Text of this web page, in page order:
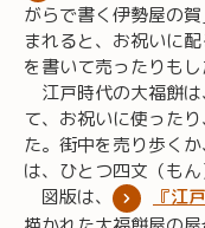
がらで書く伊勢屋の
まれると、お祝いに
を書いて売ったりもし
江戸時代の大福餅は
て、お祝いに使った
た。街中を売り歩く
は、ひとつ四文（もん
図版は、
『江